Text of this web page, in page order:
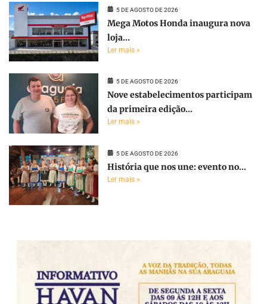
5 DE AGOSTO DE 2026
Mega Motos Honda inaugura nova
loja...
Ler mais »
5 DE AGOSTO DE 2026
Nove estabelecimentos participam
da primeira edição...
Ler mais »
5 DE AGOSTO DE 2026
História que nos une: evento no...
Ler mais »